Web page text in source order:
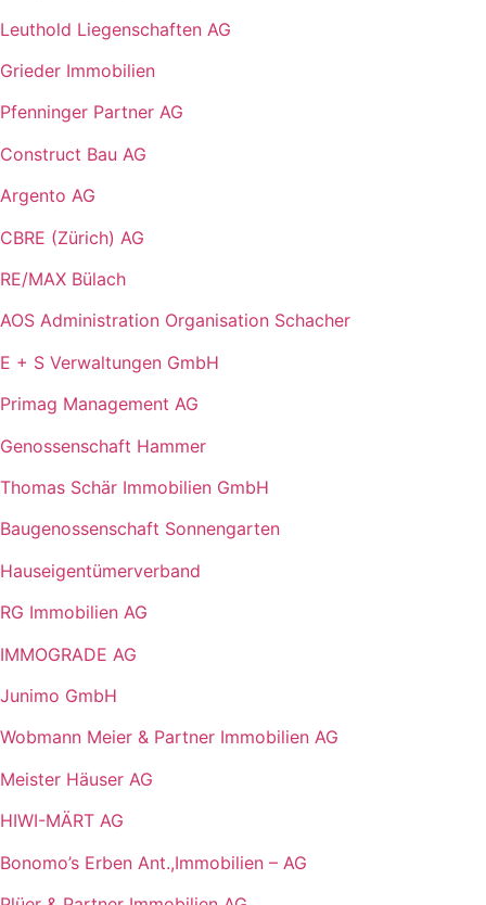
Leuthold Liegenschaften AG
Grieder Immobilien
Pfenninger Partner AG
Construct Bau AG
Argento AG
CBRE (Zürich) AG
RE/MAX Bülach
AOS Administration Organisation Schacher
E + S Verwaltungen GmbH
Primag Management AG
Genossenschaft Hammer
Thomas Schär Immobilien GmbH
Baugenossenschaft Sonnengarten
Hauseigentümerverband
RG Immobilien AG
IMMOGRADE AG
Junimo GmbH
Wobmann Meier & Partner Immobilien AG
Meister Häuser AG
HIWI-MÄRT AG
Bonomo’s Erben Ant.,Immobilien – AG